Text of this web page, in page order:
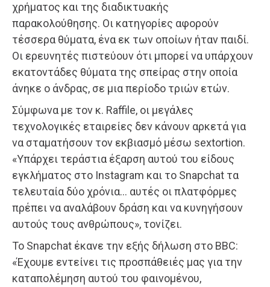
χρήματος και της διαδικτυακής
παρακολούθησης. Οι κατηγορίες αφορούν
τέσσερα θύματα, ένα εκ των οποίων ήταν παιδί.
Οι ερευνητές πιστεύουν ότι μπορεί να υπάρχουν
εκατοντάδες θύματα της σπείρας στην οποία
άνηκε ο άνδρας, σε μια περίοδο τριών ετών.
Σύμφωνα με τον κ. Raffile, οι μεγάλες
τεχνολογικές εταιρείες δεν κάνουν αρκετά για
να σταματήσουν τον εκβιασμό μέσω sextortion.
«Υπάρχει τεράστια έξαρση αυτού του είδους
εγκλήματος στο Instagram και το Snapchat τα
τελευταία δύο χρόνια… αυτές οι πλατφόρμες
πρέπει να αναλάβουν δράση και να κυνηγήσουν
αυτούς τους ανθρώπους», τονίζει.
Το Snapchat έκανε την εξής δήλωση στο BBC:
«Έχουμε εντείνει τις προσπάθειές μας για την
καταπολέμηση αυτού του φαινομένου,